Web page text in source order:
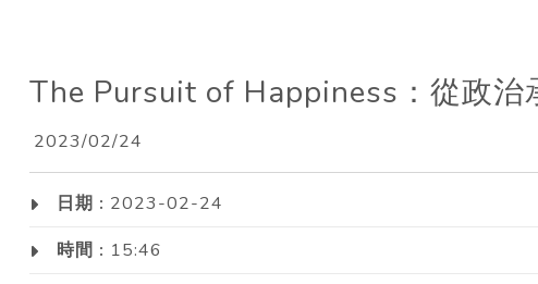
The Pursuit of Happiness：從政治
2023/02/24
日期 : 2023-02-24
時間 : 15:46